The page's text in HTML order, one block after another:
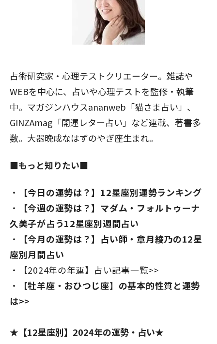
占術研究家・心理テストクリエーター。雑誌や
WEBを中心に、占いや心理テストを監修・執筆
中。マガジンハウスananweb「猫さま占い」、
GINZAmag「開運レター占い」など連載、著書多
数。大器晩成なはずのやぎ座生まれ。
■もっと知りたい■
【今日の運勢は？】12星座別運勢ランキング
【今週の運勢は？】マダム・フォルトゥーナ
久美子が占う12星座別週間占い
【今月の運勢は？】占い師・章月綾乃の12星
座別月間占い
【2024年の年運】占い記事一覧>>
【牡羊座・おひつじ座】の基本的性質と運勢
は>>
★【12星座別】2024年の運勢・占い★